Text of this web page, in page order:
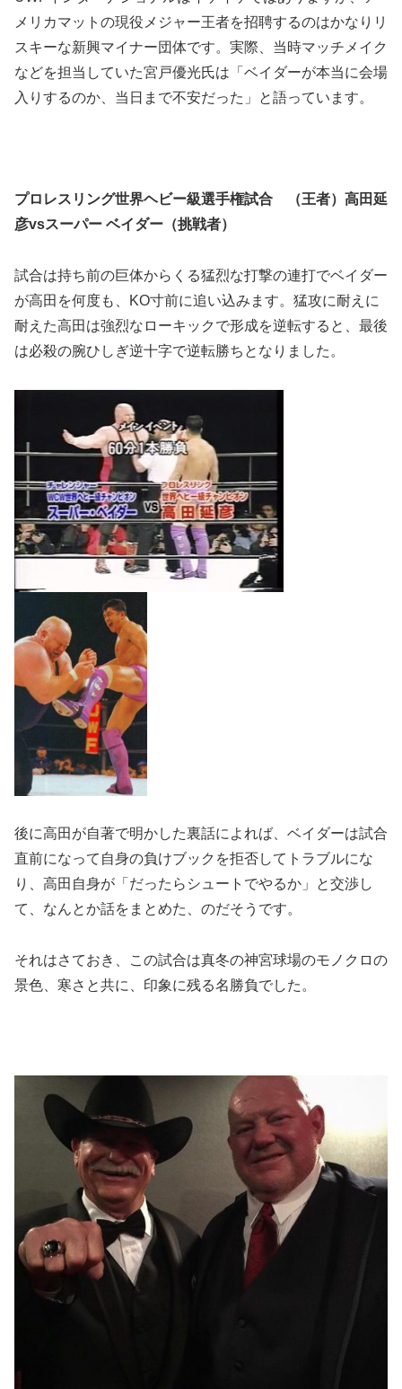
メリカマットの現役メジャー王者を招聘するのはかなりリ
スキーな新興マイナー団体です。実際、当時マッチメイク
などを担当していた宮戸優光氏は「ベイダーが本当に会場
入りするのか、当日まで不安だった」と語っています。
プロレスリング世界ヘビー級選手権試合 （王者）高田延
彦vsスーパー ベイダー（挑戦者）
試合は持ち前の巨体からくる猛烈な打撃の連打でベイダー
が高田を何度も、KO寸前に追い込みます。猛攻に耐えに
耐えた高田は強烈なローキックで形成を逆転すると、最後
は必殺の腕ひしぎ逆十字で逆転勝ちとなりました。
後に高田が自著で明かした裏話によれば、ベイダーは試合
直前になって自身の負けブックを拒否してトラブルにな
り、高田自身が「だったらシュートでやるか」と交渉し
て、なんとか話をまとめた、のだそうです。
それはさておき、この試合は真冬の神宮球場のモノクロの
景色、寒さと共に、印象に残る名勝負でした。